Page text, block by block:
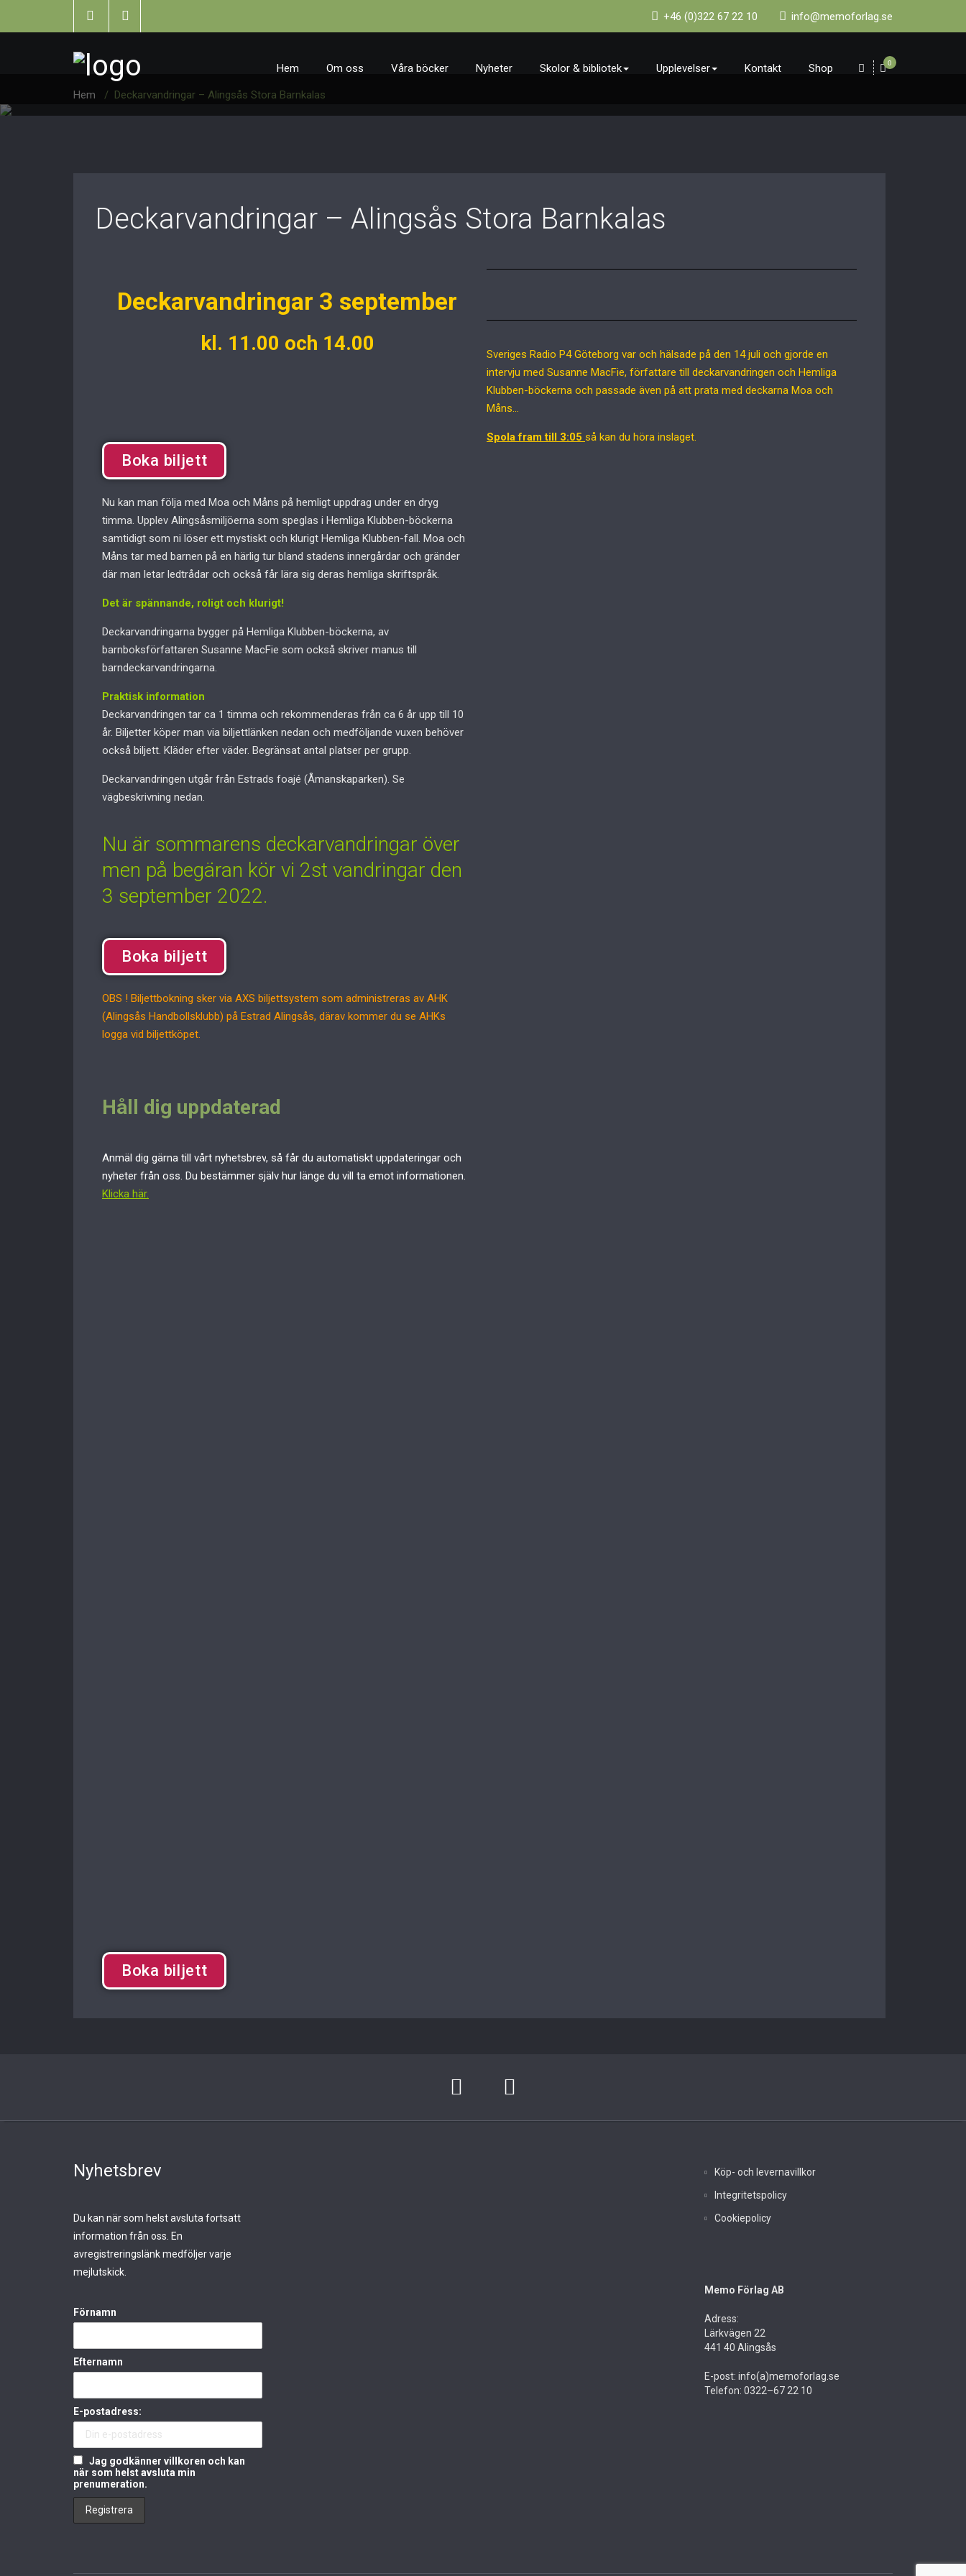
+46 (0)322 67 22 10 info@memoforlag.se
Hem Om oss Våra böcker Nyheter Skolor & bibliotek Upplevelser Kontakt Shop 0
Hem / Deckarvandringar – Alingsås Stora Barnkalas
Deckarvandringar – Alingsås Stora Barnkalas
Deckarvandringar 3 september
kl. 11.00 och 14.00
Boka biljett
Nu kan man följa med Moa och Måns på hemligt uppdrag under en dryg
timma. Upplev Alingsåsmiljöerna som speglas i Hemliga Klubben-böckerna
samtidigt som ni löser ett mystiskt och klurigt Hemliga Klubben-fall. Moa och
Måns tar med barnen på en härlig tur bland stadens innergårdar och gränder
där man letar ledtrådar och också får lära sig deras hemliga skriftspråk.
Det är spännande, roligt och klurigt!
Deckarvandringarna bygger på Hemliga Klubben-böckerna, av
barnboksförfattaren Susanne MacFie som också skriver manus till
barndeckarvandringarna.
Praktisk information
Deckarvandringen tar ca 1 timma och rekommenderas från ca 6 år upp till 10
år. Biljetter köper man via biljettlänken nedan och medföljande vuxen behöver
också biljett. Kläder efter väder. Begränsat antal platser per grupp.
Deckarvandringen utgår från Estrads foajé (Åmanskaparken). Se
vägbeskrivning nedan.
Sveriges Radio P4 Göteborg var och hälsade på den 14 juli och gjorde en
intervju med Susanne MacFie, författare till deckarvandringen och Hemliga
Klubben-böckerna och passade även på att prata med deckarna Moa och
Måns…
Spola fram till 3:05 så kan du höra inslaget.
Nu är sommarens deckarvandringar över
men på begäran kör vi 2st vandringar den
3 september 2022.
Boka biljett
OBS ! Biljettbokning sker via AXS biljettsystem som administreras av AHK
(Alingsås Handbollsklubb) på Estrad Alingsås, därav kommer du se AHKs
logga vid biljettköpet.
Håll dig uppdaterad
Anmäl dig gärna till vårt nyhetsbrev, så får du automatiskt uppdateringar och
nyheter från oss. Du bestämmer själv hur länge du vill ta emot informationen.
Klicka här.
Boka biljett
Nyhetsbrev
Du kan när som helst avsluta fortsatt
information från oss. En
avregistreringslänk medföljer varje
mejlutskick.
Förnamn
Efternamn
E-postadress:
Jag godkänner villkoren och kan
när som helst avsluta min
prenumeration.
Köp- och levernavillkor
Integritetspolicy
Cookiepolicy
Memo Förlag AB
Adress:
Lärkvägen 22
441 40 Alingsås
E-post: info(a)memoforlag.se
Telefon: 0322–67 22 10